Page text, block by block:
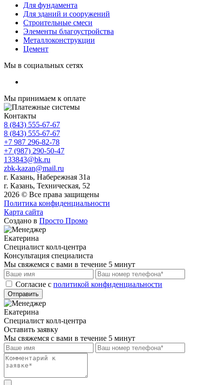
Для фундамента
Для зданий и сооружений
Строительные смеси
Элементы благоустройства
Металлоконструкции
Цемент
Мы в социальных сетях
Мы принимаем к оплате
Контакты
8 (843) 555-67-67
8 (843) 555-67-67
+7 987 296-82-78
+7 (987) 290-50-47
133843@bk.ru
zbk-kazan@mail.ru
г. Казань, Набережная 31а
г. Казань, Техническая, 52
2026 © Все права защищены
Политика конфиденциальности
Карта сайта
Создано в Просто Промо
Екатерина
Специалист колл-центра
Консультация специалиста
Мы свяжемся с вами в течение 5 минут
Cогласие с политикой конфиденциальности
Отправить
Екатерина
Специалист колл-центра
Оставить заявку
Мы свяжемся с вами в течение 5 минут